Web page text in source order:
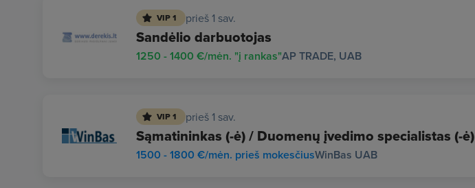
VIP 1 prieš 1 sav.
Sandėlio darbuotojas
AP TRADE, UAB
1250 - 1400 €/mėn. "į rankas"
VIP 1 prieš 1 sav.
Sąmatininkas (-ė) / Duomenų įvedimo specialistas (-ė)
WinBas UAB
1500 - 1800 €/mėn. prieš mokesčius